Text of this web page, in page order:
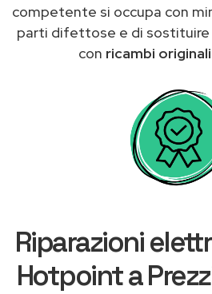
competente si occupa con
parti difettose e di
con ricambi
Riparazioni
Hotpoint a